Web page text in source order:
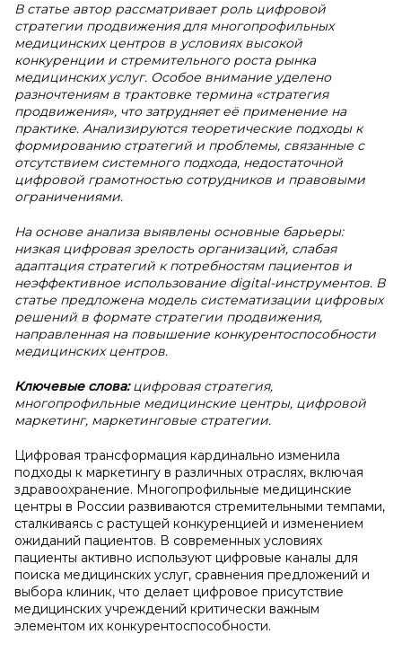
В статье автор рассматривает роль цифровой
стратегии продвижения для многопрофильных
медицинских центров в условиях высокой
конкуренции и стремительного роста рынка
медицинских услуг. Особое внимание уделено
разночтениям в трактовке термина «стратегия
продвижения», что затрудняет её применение на
практике. Анализируются теоретические подходы к
формированию стратегий и проблемы, связанные с
отсутствием системного подхода, недостаточной
цифровой грамотностью сотрудников и правовыми
ограничениями.
На основе анализа выявлены основные барьеры:
низкая цифровая зрелость организаций, слабая
адаптация стратегий к потребностям пациентов и
неэффективное использование digital-инструментов. В
статье предложена модель систематизации цифровых
решений в формате стратегии продвижения,
направленная на повышение конкурентоспособности
медицинских центров.
Ключевые слова:цифровая стратегия,
многопрофильные медицинские центры, цифровой
маркетинг, маркетинговые стратегии.
Цифровая трансформация кардинально изменила
подходы к маркетингу в различных отраслях, включая
здравоохранение. Многопрофильные медицинские
центры в России развиваются стремительными темпами,
сталкиваясь с растущей конкуренцией и изменением
ожиданий пациентов. В современных условиях
пациенты активно используют цифровые каналы для
поиска медицинских услуг, сравнения предложений и
выбора клиник, что делает цифровое присутствие
медицинских учреждений критически важным
элементом их конкурентоспособности.